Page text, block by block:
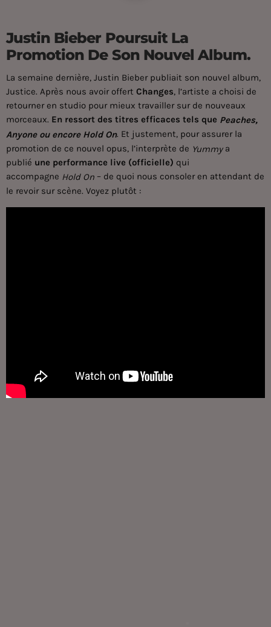
Justin Bieber Poursuit La
Promotion De Son Nouvel Album.
La semaine dernière, Justin Bieber publiait son nouvel album,
Justice. Après nous avoir offert Changes, l’artiste a choisi de
retourner en studio pour mieux travailler sur de nouveaux
morceaux. En ressort des titres efficaces tels que Peaches,
Anyone ou encore Hold On. Et justement, pour assurer la
promotion de ce nouvel opus, l’interprète de Yummya
publié une performance live (officielle) qui
accompagne Hold On – de quoi nous consoler en attendant de
le revoir sur scène. Voyez plutôt :